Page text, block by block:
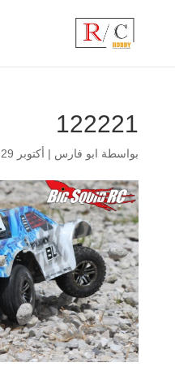
122221
بواسطة ابو فارس | أكتوبر 29, 2023